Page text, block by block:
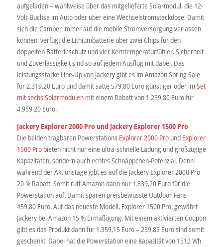
aufgeladen – wahlweise über das mitgelieferte Solarmodul, die 12-
Volt-Buchse im Auto oder über eine Wechselstromsteckdose. Damit
sich die Camper immer auf die mobile Stromversorgung verlassen
können, verfügt die Lithiumbatterie über zwei Chips für den
doppelten Batterieschutz und vier Kerntemperaturfühler. Sicherheit
und Zuverlässigkeit sind so auf jedem Ausflug mit dabei. Das
leistungsstarke Line-Up von Jackery gibt es im Amazon Spring Sale
für 2.319,20 Euro und damit satte 579,80 Euro günstiger oder imSet
mit sechs Solarmodulenmit einem Rabatt von 1.239,80 Euro für
4.959,20 Euro.
Jackery Explorer 2000 Pro und Jackery Explorer 1500 Pro
Die beiden tragbaren Powerstations Explorer 2000 Pround Explorer
1500 Probieten nicht nur eine ultra-schnelle Ladung und großzügige
Kapazitäten, sondern auch echtes Schnäppchen-Potenzial. Denn
während der Aktionstage gibt es auf die Jackery Explorer 2000 Pro
20 % Rabatt. Somit ruft Amazon dann nur 1.839,20 Euro für die
Powerstation auf. Damit sparen preisbewusste Outdoor-Fans
459,80 Euro. Auf das neueste Modell, Explorer 1500 Pro, gewährt
Jackery bei Amazon 15 % Ermäßigung. Mit einem aktivierten Coupon
gibt es das Produkt dann für 1.359,15 Euro – 239,85 Euro sind somit
geschenkt. Dabei hat die Powerstation eine Kapazität von 1512 Wh